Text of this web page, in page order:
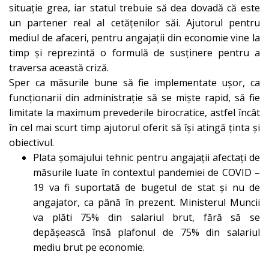
situație grea, iar statul trebuie să dea dovadă că este
un partener real al cetățenilor săi. Ajutorul pentru
mediul de afaceri, pentru angajații din economie vine la
timp și reprezintă o formulă de susținere pentru a
traversa această criză.
Sper ca măsurile bune să fie implementate ușor, ca
funcționarii din administrație să se miște rapid, să fie
limitate la maximum prevederile birocratice, astfel încât
în cel mai scurt timp ajutorul oferit să își atingă ținta și
obiectivul.
Plata șomajului tehnic pentru angajații afectați de
măsurile luate în contextul pandemiei de COVID –
19 va fi suportată de bugetul de stat și nu de
angajator, ca până în prezent. Ministerul Muncii
va plăti 75% din salariul brut, fără să se
depășească însă plafonul de 75% din salariul
mediu brut pe economie.